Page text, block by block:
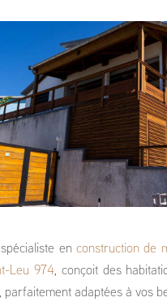
en construction de
Leu 974, conçoit des
parfaitement adaptées à vos